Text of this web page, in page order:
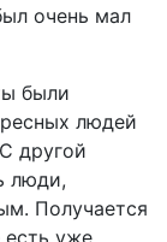
очень мал
были
людей
другой
люди,
Получается
есть уже